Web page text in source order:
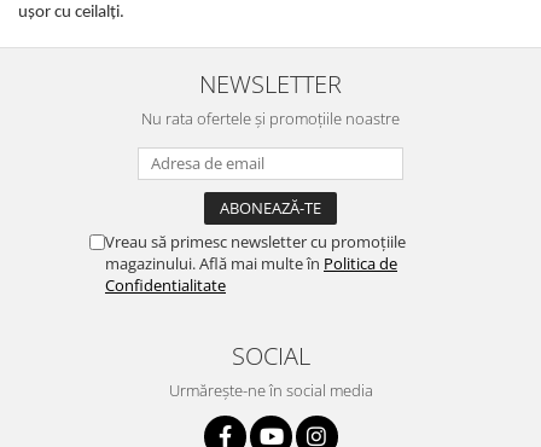
uşor cu ceilalţi.
NEWSLETTER
Nu rata ofertele și promoțiile noastre
Vreau să primesc newsletter cu promoțiile
magazinului. Află mai multe în Politica de
Confidentialitate
SOCIAL
Urmărește-ne în social media